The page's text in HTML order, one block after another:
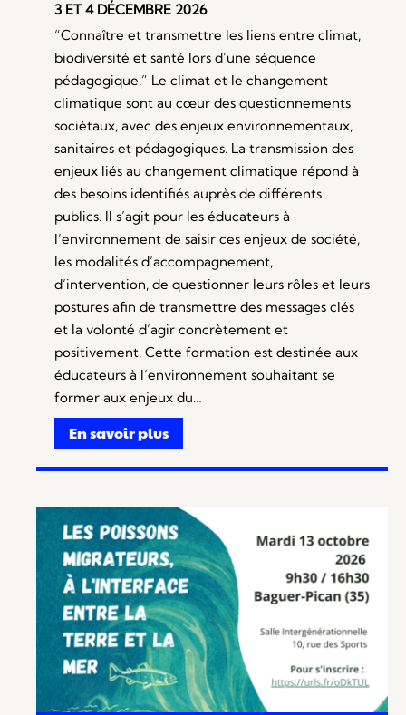
3 ET 4 DÉCEMBRE 2026
“Connaître et transmettre les liens entre climat,
biodiversité et santé lors d’une séquence
pédagogique.” Le climat et le changement
climatique sont au cœur des questionnements
sociétaux, avec des enjeux environnementaux,
sanitaires et pédagogiques. La transmission des
enjeux liés au changement climatique répond à
des besoins identifiés auprès de différents
publics. Il s’agit pour les éducateurs à
l’environnement de saisir ces enjeux de société,
les modalités d’accompagnement,
d’intervention, de questionner leurs rôles et leurs
postures afin de transmettre des messages clés
et la volonté d’agir concrètement et
positivement. Cette formation est destinée aux
éducateurs à l’environnement souhaitant se
former aux enjeux du…
En savoir plus